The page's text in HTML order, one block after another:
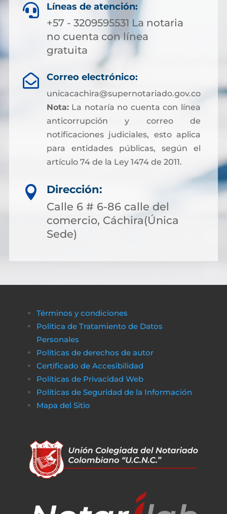
 Líneas de atención:
+57 - 3209595531 La notaria
no cuenta con línea
gratuita
 Correo electrónico:
unicacachira@supernotariado.gov.co
Nota:La notaría no cuenta con línea
anticorrupción y correo de
notificaciones judiciales, esto aplica
para entidades públicas, según el
artículo 74 de la Ley 1474 de 2011.

Dirección:
Calle 6 # 6-86 calle del
comercio, Cáchira(Única
Sede)
Términos y condiciones
Política de Tratamiento de Datos
Personales
Políticas de derechos de autor
Certificado de Accesibilidad
Políticas de Privacidad Web
Políticas de Seguridad de la Información
Mapa del Sitio